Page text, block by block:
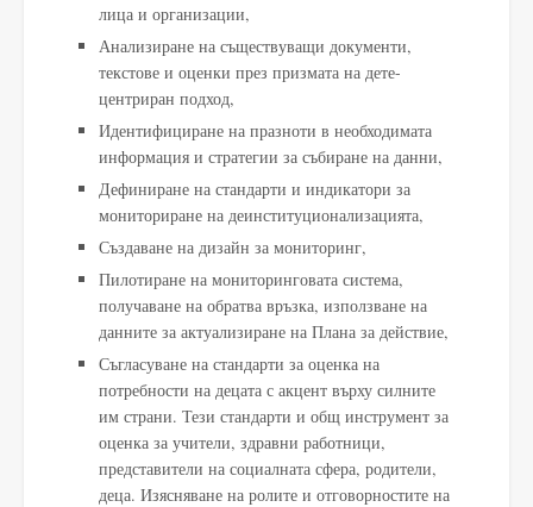
лица и организации,
Анализиране на съществуващи документи,
текстове и оценки през призмата на дете-
центриран подход,
Идентифициране на празноти в необходимата
информация и стратегии за събиране на данни,
Дефиниране на стандарти и индикатори за
мониториране на деинституционализацията,
Създаване на дизайн за мониторинг,
Пилотиране на мониторинговата система,
получаване на обратва връзка, използване на
данните за актуализиране на Плана за действие,
Съгласуване на стандарти за оценка на
потребности на децата с акцент върху силните
им страни. Тези стандарти и общ инструмент за
оценка за учители, здравни работници,
представители на социалната сфера, родители,
деца. Изясняване на ролите и отговорностите на